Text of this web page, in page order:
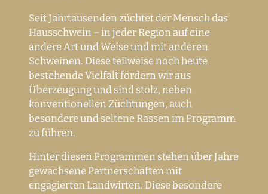
Seit Jahrtausenden züchtet der Mensch das
Hausschwein – in jeder Region auf eine
andere Art und Weise und mit anderen
Schweinen. Diese teilweise noch heute
bestehende Vielfalt fördern wir aus
Überzeugung und sind stolz, neben
konventionellen Züchtungen, auch
besondere und seltene Rassen im Programm
zu führen.
Hinter diesen Programmen stehen über Jahre
gewachsene Partnerschaften mit
engagierten Landwirten. Diese besondere